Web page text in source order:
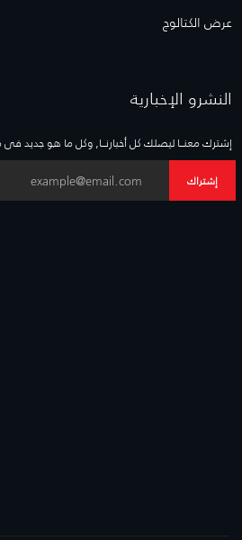
عرض الكتالوج
النشرو الإخبارية
إشترك معنــا ليصلك كل أخبارنــا, وكل ما هو جديد فى